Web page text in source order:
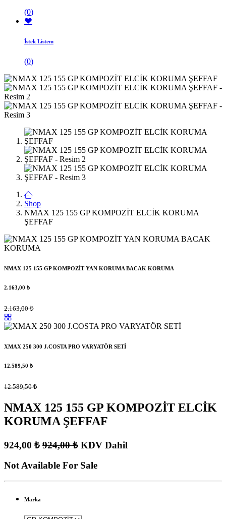
(0)
İstek Listem
(0)
Shop
NMAX 125 155 GP KOMPOZİT ELCİK KORUMA
ŞEFFAF
NMAX 125 155 GP KOMPOZİT YAN KORUMA BACAK KORUMA
2.163,00 ₺
2.163,00₺
XMAX 250 300 J.COSTA PRO VARYATÖR SETİ
12.589,50 ₺
12.589,50₺
NMAX 125 155 GP KOMPOZİT ELCİK
KORUMA ŞEFFAF
924,00 ₺ 924,00₺ KDV Dahil
Not Available For Sale
Marka